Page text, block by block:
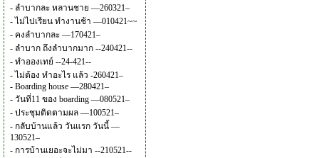
- ลำบากละ หลานชาย —260321–
- ไม่ไปเรียน ทำงานช้า —010421~~
- คงลำบากละ —170421–
- ลำบาก ถึงลำบากมาก --240421--
- ทำอองเทย์ --24-421--
- ไม่ต้อง ทำอะไร แล้ว -260421–
- Boarding house —280421–
- วันที่11 ของ boarding —080521–
- ประชุมติดตามผล —100521–
- กลับบ้านแล้ว วันแรก วันนี้ —
130521–
- การบ้านเยอะจะไม่มา --210521--